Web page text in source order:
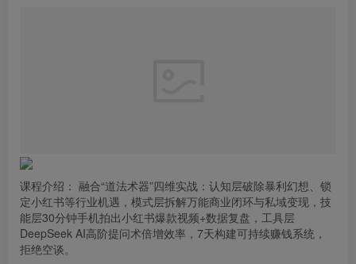
课程介绍： 融合“道法术器”四维实战：认知层破除暴利幻想、锁
定小红书等行业机遇，模式层拆解万能商业闭环与私域变现，技
能层30分钟手机拍出小红书爆款视频+数据复盘，工具层
DeepSeek AI高阶提问术倍增效率，7天构建可持续赚钱系统，
拒绝空谈。